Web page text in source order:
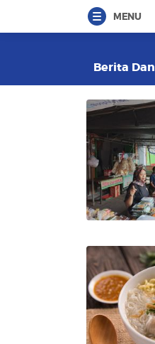
MENU
Berita